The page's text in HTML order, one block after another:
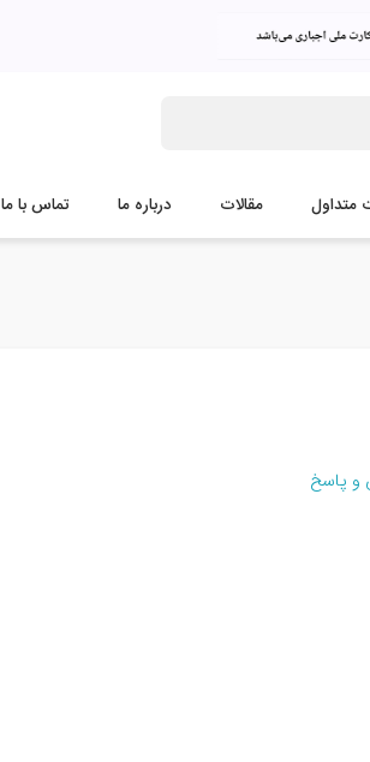
متداول مقالات درباره ما تماس با ما
پاسخ